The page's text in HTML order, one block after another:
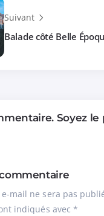
Suivant
Balade côté Belle
Soyez le
mail ne sera pas
indiqués avec *